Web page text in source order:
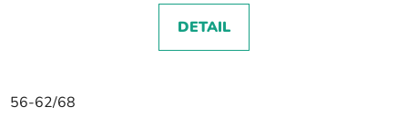
DETAIL
56-62/68